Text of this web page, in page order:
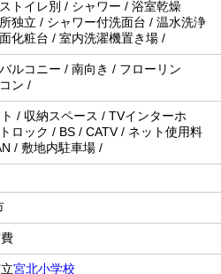
トイレ別 / シャワー / 浴室乾燥
独立 / シャワー付洗面台 / 温水洗浄
化粧台 / 室内洗濯機置き場 /
ルコニー / 南向き / フローリン
ン /
/ 収納スペース / TVインターホ
ロック / BS / CATV / ネット使用料
/ 敷地内駐車場 /
宮北小学校